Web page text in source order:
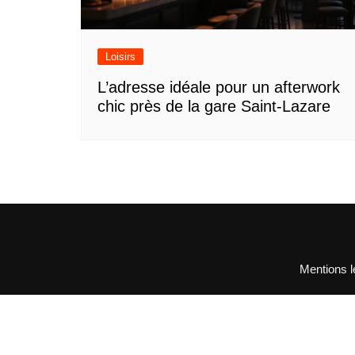
Loisirs
L’adresse idéale pour un afterwork
chic près de la gare Saint-Lazare
Mentions